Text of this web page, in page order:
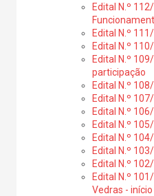
Edital N.º
Edital N.º
Edital N.º
Edital N.º
participação
Edital N.º
Edital N.º
Edital N.º
Edital N.º
Edital N.º
Edital N.º
Edital N.º
Edital N.º
Vedras -